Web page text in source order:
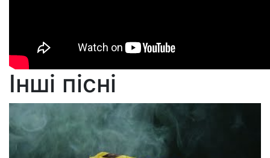
Інші пісні